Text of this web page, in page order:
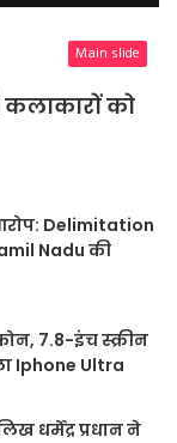
Main slide
कलाकारों को
Delimitation
Nadu की
7.8-इंच स्क्रीन
Iphone Ultra
धर्मेंद्र प्रधान ने